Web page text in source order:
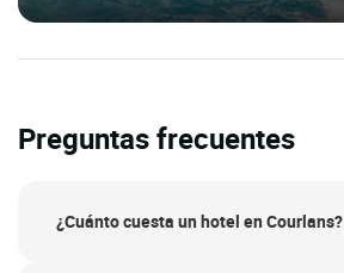
Preguntas frecuentes
¿Cuánto cuesta un hotel en Courlans?